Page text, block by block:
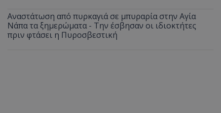
Αναστάτωση από πυρκαγιά σε μπυραρία στην Αγία
Νάπα τα ξημερώματα - Την έσβησαν οι ιδιοκτήτες
πριν φτάσει η Πυροσβεστική
ASP.NET_SessionId
Microsoft Corporation